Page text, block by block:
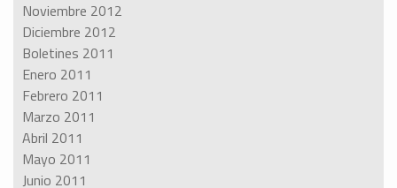
Noviembre 2012
Diciembre 2012
Boletines 2011
Enero 2011
Febrero 2011
Marzo 2011
Abril 2011
Mayo 2011
Junio 2011